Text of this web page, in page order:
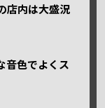
店内は大盛況
音色でよくス